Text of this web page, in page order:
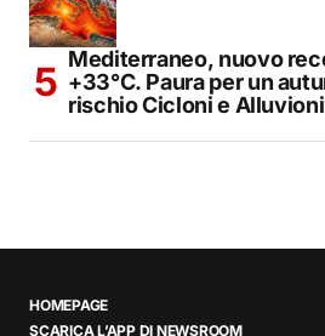
Mediterraneo, nuovo
+33°C. Paura per un
rischio Cicloni e Alluvioni
HOMEPAGE
SCARICA L’APP DI NEWSROOM